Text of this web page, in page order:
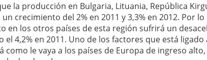
la producción en Bulgaria, Lituania, República
crecimiento del 2% en 2011 y 3,3% en 2012. Por
en los otros países de esta región sufrirá un
el 4,2% en 2011. Uno de los factores que está
como le vaya a los países de Europa de ingreso